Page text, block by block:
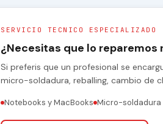
SERVICIO TECNICO ESPECIALIZADO
¿Necesitas que lo reparemos
Si preferis que un profesional se
micro-soldadura, reballing, cambio de
Notebooks y MacBooks Micro-soldadura